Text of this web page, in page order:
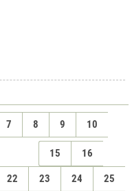
7 8 9 10
15 16
22 23 24 25